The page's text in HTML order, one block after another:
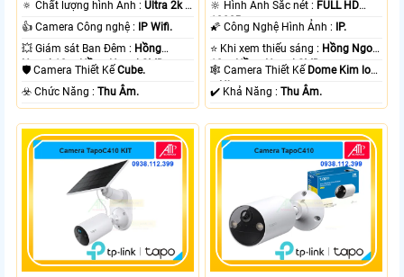
🔅 Chất lượng hình Ảnh :Ultra 2k +
.
👍 Camera Công nghệ : IP Wifi.
💥 Giám sát Ban Đêm : Hồng
Ngoại 10m Hồng Ngoại SMD.
🛡 Camera Thiết KếCube.
️☣️ Chức Năng :Thu Âm.
🔆 Hình Ảnh Sắc nét : FULL HD
1080P .
🌠 Công Nghệ Hình Ảnh : IP.
⭐ Khi xem thiếu sáng : Hồng Ngoại
10m Hồng Ngoại SMD.
🕸️ Camera Thiết Kế Dome Kim loại
+ Nhựa.
️✔️ Khả Năng :Thu Âm.